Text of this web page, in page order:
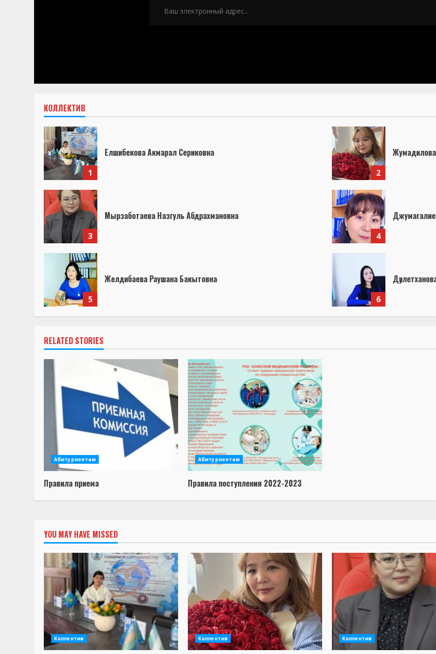
КОЛЛЕКТИВ
1
Елшибекова Акмарал Сериковна
2
3
Мырзаботаева Назгуль Абдрахмановна
4
5
Желдибаева Раушана Бакытовна
6
RELATED STORIES
Абитуриентам
Правила приема
Абитуриентам
Правила поступления 2022-2023
YOU MAY HAVE MISSED
Коллектив Коллектив Коллектив